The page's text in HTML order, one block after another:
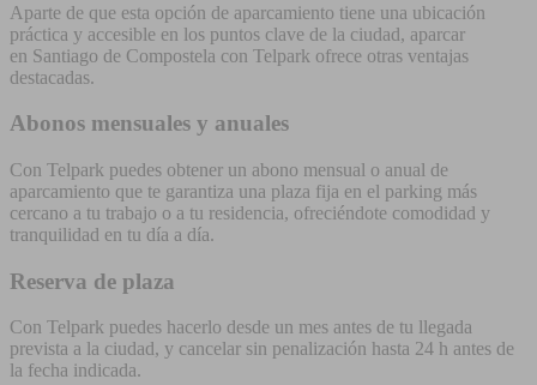
Aparte de que esta opción de aparcamiento tiene una ubicación
práctica y accesible en los puntos clave de la ciudad, aparcar
en Santiago de Compostela con Telpark ofrece otras ventajas
destacadas.
Abonos mensuales y anuales
Con Telpark puedes obtener un abono mensual o anual de
aparcamiento que te garantiza una plaza fija en el parking más
cercano a tu trabajo o a tu residencia, ofreciéndote comodidad y
tranquilidad en tu día a día.
Reserva de plaza
Con Telpark puedes hacerlo desde un mes antes de tu llegada
prevista a la ciudad, y cancelar sin penalización hasta 24 h antes de
la fecha indicada.